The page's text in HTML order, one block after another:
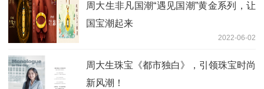
周大生非凡国潮“遇见国潮”黄金系列，让
国宝潮起来
2022-06-02
周大生珠宝《都市独白》，引领珠宝时尚
新风潮！